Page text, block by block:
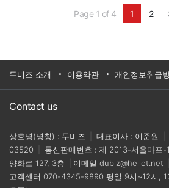
Page 1 of 4 1 2
두비즈 소개 이용약관 개인정보취급
Contact us
상호명(명칭) : 두비즈 대표이사 : 이준원
03520
통신판매번호 : 제 2013-서울마포-
양화로 127, 3층
이메일 dubiz@hellot.net
고객센터 070-4345-9890 평일 9시~12시,